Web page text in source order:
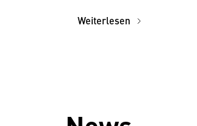
Weiterlesen